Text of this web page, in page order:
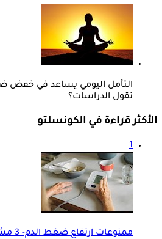
التأمل اليومي يساعد في خفض
تقول الدراسات؟
الأكثر قراءة في الكونسلتو
1